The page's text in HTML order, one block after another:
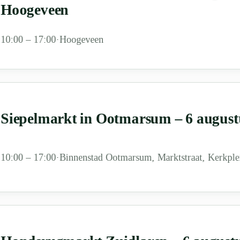
Hoogeveen
10:00 – 17:00·Hoogeveen
Siepelmarkt in Ootmarsum – 6
10:00 – 17:00·Binnenstad Ootmarsum, Marktstraat,